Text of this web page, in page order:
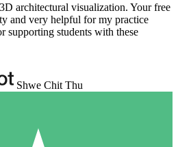
architectural visualization. Your free
and very helpful for my practice
supporting students with these
Shwe Chit Thu